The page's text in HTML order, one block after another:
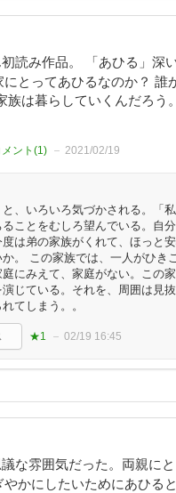
読み作品。 「あひる」深
とってあひるなのか？ 誰
族は暮らしていくんだろ
メント(1) 2021/02/19
、いろいろ気づかされる。「
ことをむしろ望んでいる。自
は弟の家族がくれて、ほっと
。 この家族では、一人がひき
にみえて、家庭がない。この
演じている。それを、周囲は見
てしまう。。
★1 02/19 16:45
な雰囲気だった。両親に
かにしたいためにあひる